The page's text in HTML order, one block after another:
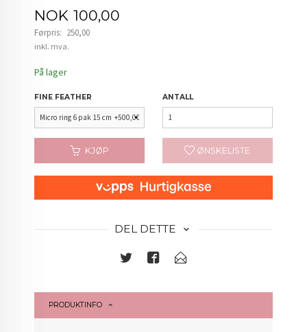
Tilbud
NOK 100,00
Førpris: 250,00
Rabatt
inkl. mva.
På lager
FINE FEATHER ANTALL
KJØP ØNSKELISTE
DEL DETTE
PRODUKTINFO